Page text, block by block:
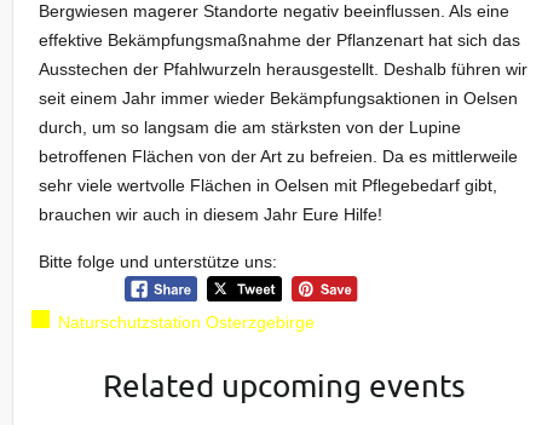
Bergwiesen magerer Standorte negativ beeinflussen. Als eine
effektive Bekämpfungsmaßnahme der Pflanzenart hat sich das
Ausstechen der Pfahlwurzeln herausgestellt. Deshalb führen wir
seit einem Jahr immer wieder Bekämpfungsaktionen in Oelsen
durch, um so langsam die am stärksten von der Lupine
betroffenen Flächen von der Art zu befreien. Da es mittlerweile
sehr viele wertvolle Flächen in Oelsen mit Pflegebedarf gibt,
brauchen wir auch in diesem Jahr Eure Hilfe!
Bitte folge und unterstütze uns:
Naturschutzstation Osterzgebirge
Related upcoming events